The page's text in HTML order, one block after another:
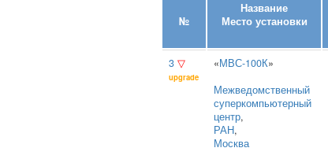
№
Название
Место установки
3 ▽
upgrade
«МВС-100К»
Межведомственный
суперкомпьютерный
центр,
РАН,
Москва